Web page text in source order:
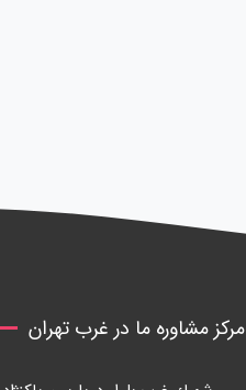
مرکز مشاوره ما در غرب تهران